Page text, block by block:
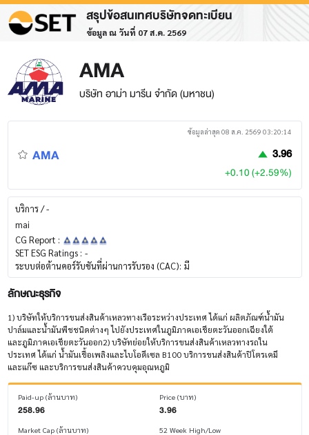
สรุปข้อสนเทศบริษัทจดทะเบียน
ข้อมูล ณ วันที่ 07 ส.ค. 2569
AMA
บริษัท อาม่า มารีน จำกัด (มหาชน)
ข้อมูลล่าสุด 08 ส.ค. 2569 03:20:14
AMA 3.96
+0.10 (+2.59%)
บริการ / -
mai
CG Report :
SET ESG Ratings : -
ระบบต่อต้านคอร์รับชันที่ผ่านการรับรอง (CAC): มี
ลักษณะธุรกิจ
1) บริษัทให้บริการขนส่งสินค้าเหลวทางเรือระหว่างประเทศ ได้แก่ ผลิตภัณฑ์น้ำมัน
ปาล์มและน้ำมันพืชชนิดต่างๆ ไปยังประเทศในภูมิภาคเอเชียตะวันออกเฉียงใต้
และภูมิภาคเอเชียตะวันออก2) บริษัทย่อยให้บริการขนส่งสินค้าเหลวทางรถใน
ประเทศ ได้แก่ น้ำมันเชื้อเพลิงและไบโอดีเซล B100 บริการขนส่งสินค้าปิโตรเคมี
และแก๊ซ และบริการขนส่งสินค้าควบคุมอุณหภูมิ
Paid-up (ล้านบาท)
258.96
Market Cap (ล้านบาท)
Price (บาท)
3.96
52 Week High/Low